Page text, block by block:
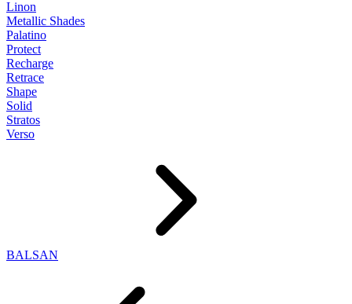
Linon
Metallic Shades
Palatino
Protect
Recharge
Retrace
Shape
Solid
Stratos
Verso
BALSAN